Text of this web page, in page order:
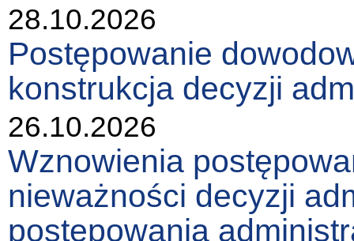
28.10.2026
Postępowanie
konstrukcja decyzji
26.10.2026
Wznowienia
nieważności decyzji
postępowania